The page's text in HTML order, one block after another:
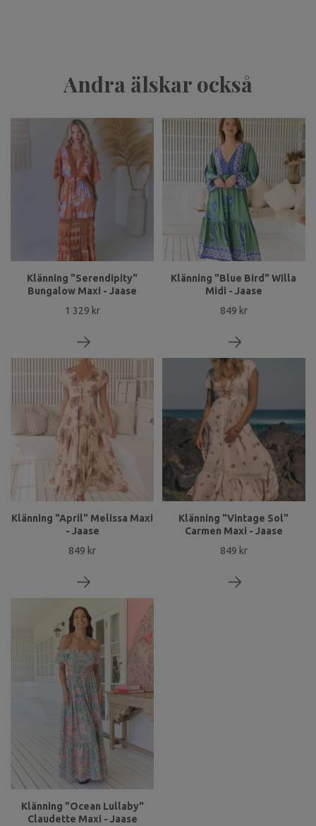
Andra älskar också
Klänning "Serendipity"
Bungalow Maxi - Jaase
1 329 kr
Klänning "Blue Bird" Willa
Midi - Jaase
849 kr
Klänning "April" Melissa Maxi
- Jaase
849 kr
Klänning "Vintage Sol"
Carmen Maxi - Jaase
849 kr
Klänning "Ocean Lullaby"
Claudette Maxi - Jaase